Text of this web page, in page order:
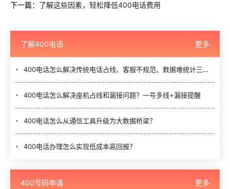
下一篇： 了解这些因素，轻松降低400电话费用
了解400电话 更多
400电话怎么解决传统电话占线、客服不规范、数据难统计三大难题？
400电话怎么解决座机占线和漏接问题？一号多线+漏接提醒
400电话怎么从通信工具升级为大数据桥梁？
400电话办理怎么实现低成本高回报？
400号码申请 更多